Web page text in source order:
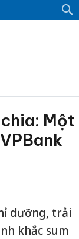
Một
dưỡng, trải
khắc sum